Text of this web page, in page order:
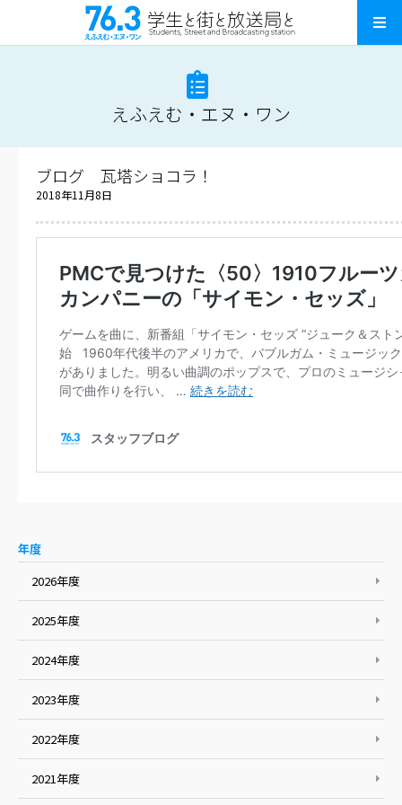
えふえむ・エヌ・ワン
ブログ 瓦塔ショコラ！
2018年11月8日
年度
2026年度
2025年度
2024年度
2023年度
2022年度
2021年度